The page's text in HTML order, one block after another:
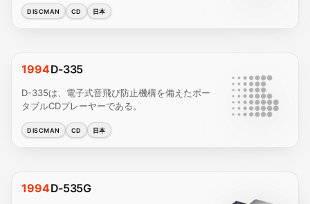
DISCMAN CD 日本
1994D-335
D-335は、電子式音飛び防止機構を備えたポー
タブルCDプレーヤーである。
DISCMAN CD 日本
1994D-535G